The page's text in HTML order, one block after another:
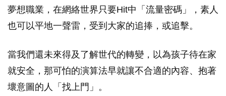
夢想職業，在網絡世界只要Hit中「流量密碼」，素人
也可以平地一聲雷，受到大家的追捧，或追擊。
當我們還未來得及了解世代的轉變，以為孩子待在家
就安全，那可怕的演算法早就讓不合適的內容、抱著
壞意圖的人「找上門」。